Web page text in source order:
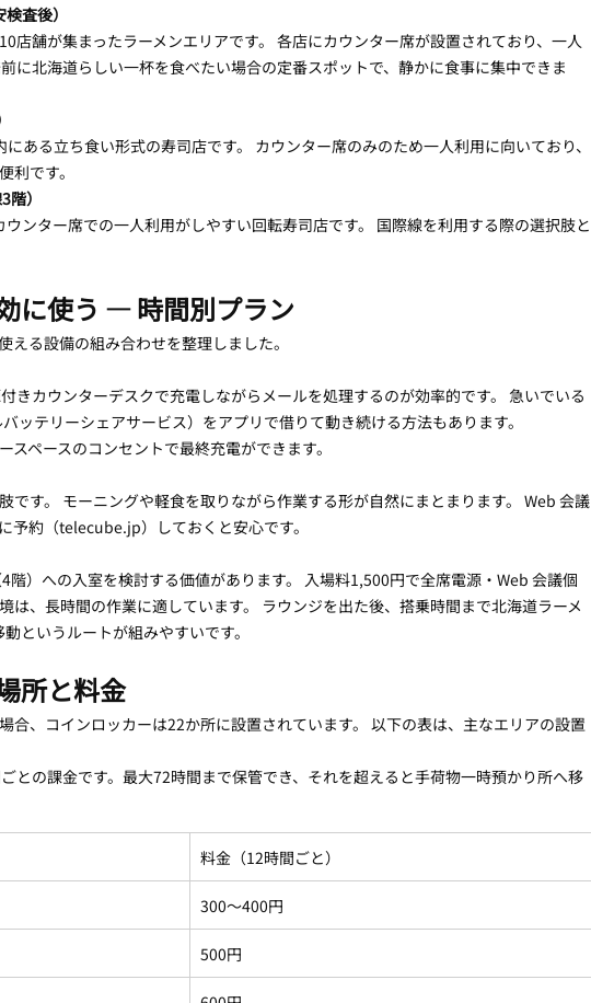
査後）
店舗が集まったラーメンエリアです。 各店にカウンター席が設置されており、一人
に北海道らしい一杯を食べたい場合の定番スポットで、静かに食事に集中できま
ある立ち食い形式の寿司店です。 カウンター席のみのため一人利用に向いており、
利です。
）
ンター席での一人利用がしやすい回転寿司店です。 国際線を利用する際の選択肢と
に使う — 時間別プラン
える設備の組み合わせを整理しました。
きカウンターデスクで充電しながらメールを処理するのが効率的です。 急いでいる
ッテリーシェアサービス）をアプリで借りて動き続ける方法もあります。
ペースのコンセントで最終充電ができます。
です。 モーニングや軽食を取りながら作業する形が自然にまとまります。 Web 会議
予約（telecube.jp）しておくと安心です。
階）への入室を検討する価値があります。 入場料1,500円で全席電源・Web 会議個
は、長時間の作業に適しています。 ラウンジを出た後、搭乗時間まで北海道ラーメ
というルートが組みやすいです。
所と料金
合、コインロッカーは22か所に設置されています。 以下の表は、主なエリアの設置
との課金です。最大72時間まで保管でき、それを超えると手荷物一時預かり所へ移
料金（12時間ごと）
300〜400円
500円